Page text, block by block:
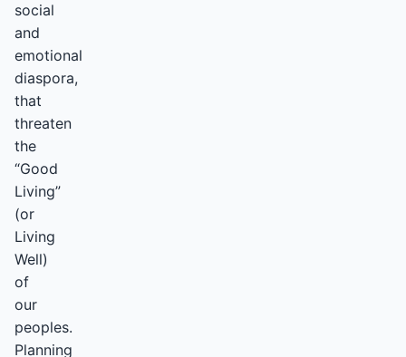
social
and
emotional
diaspora,
that
threaten
the
“Good
Living”
(or
Living
Well)
of
our
peoples.
Planning